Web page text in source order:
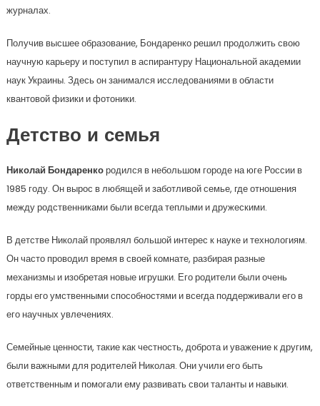
журналах.
Получив высшее образование, Бондаренко решил продолжить свою
научную карьеру и поступил в аспирантуру Национальной академии
наук Украины. Здесь он занимался исследованиями в области
квантовой физики и фотоники.
Детство и семья
Николай Бондаренкородился в небольшом городе на юге России в
1985 году. Он вырос в любящей и заботливой семье, где отношения
между родственниками были всегда теплыми и дружескими.
В детстве Николай проявлял большой интерес к науке и технологиям.
Он часто проводил время в своей комнате, разбирая разные
механизмы и изобретая новые игрушки. Его родители были очень
горды его умственными способностями и всегда поддерживали его в
его научных увлечениях.
Семейные ценности, такие как честность, доброта и уважение к другим,
были важными для родителей Николая. Они учили его быть
ответственным и помогали ему развивать свои таланты и навыки.